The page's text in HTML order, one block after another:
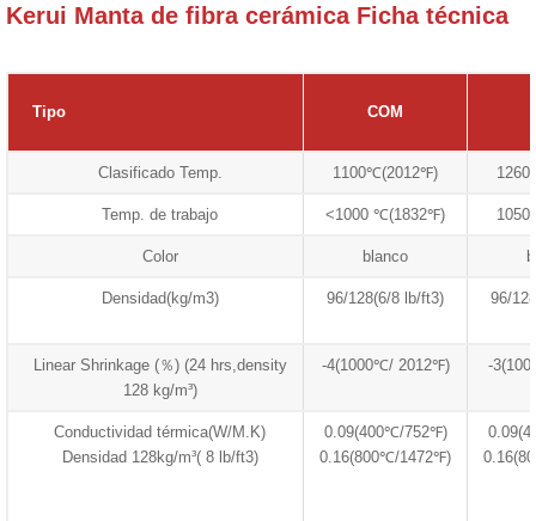
Kerui Manta de fibra cerámica Ficha técnica
Tipo COM
Clasificado Temp. 1100℃(2012℉)
Temp. de trabajo <1000 ℃(1832℉)
Color blanco
Densidad(kg/m3) 96/128(6/8 lb/ft3) 96/
Linear Shrinkage (％) (24 hrs,density
128 kg/m³)
-4(1000℃/ 2012℉) -
Conductividad térmica(W/M.K)
Densidad 128kg/m³( 8 lb/ft3)
0.09(400℃/752℉)
0.16(800℃/1472℉)